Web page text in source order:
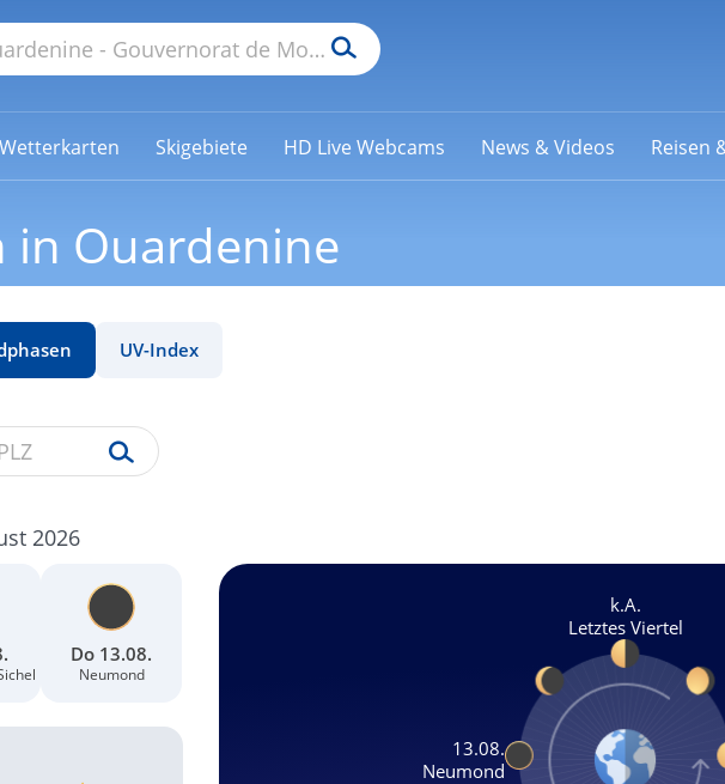
Wetterkarten Skigebiete HD Live Webcams News & Videos Reisen
in Ouardenine
UV-Index
2026
Do 13.08.
Neumond
k.A.
Letztes Viertel
13.08.
Neumond